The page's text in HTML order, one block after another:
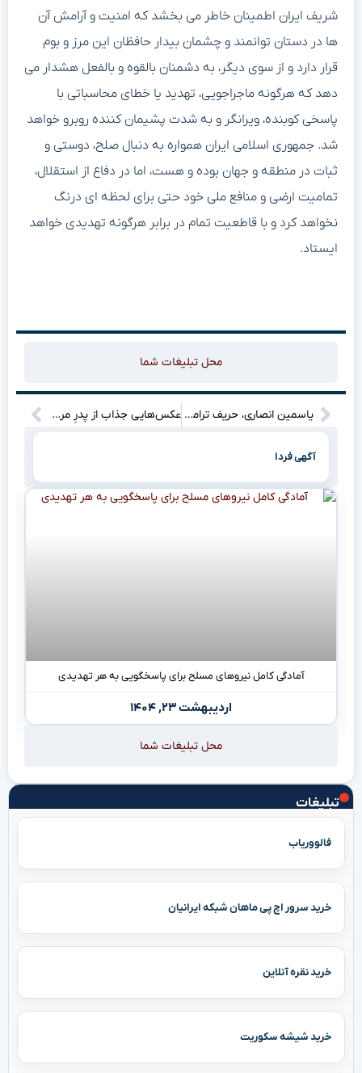
تبلیغات
فالووریاب
خرید سرور اچ پی ماهان شبکه ایرانیان
خرید نقره آنلاین
خرید شیشه سکوریت
شریف ایران اطمینان خاطر می بخشد که امنیت و آرامش آن
ها در دستان توانمند و چشمان بیدار حافظان این مرز و بوم
قرار دارد و از سوی دیگر، به دشمنان بالقوه و بالفعل هشدار می
دهد که هرگونه ماجراجویی، تهدید یا خطای محاسباتی با
پاسخی کوبنده، ویرانگر و به شدت پشیمان کننده روبرو خواهد
شد. جمهوری اسلامی ایران همواره به دنبال صلح، دوستی و
ثبات در منطقه و جهان بوده و هست، اما در دفاع از استقلال،
تمامیت ارضی و منافع ملی خود حتی برای لحظه ای درنگ
نخواهد کرد و با قاطعیت تمام در برابر هرگونه تهدیدی خواهد
ایستاد.
محل تبلیغات شما
یاسمین انصاری، حریف ترامپ: او کیست و چه داستانی پشت موفقیتش نهفته است؟ + زندگی‌نامه کامل عکس‌هایی جذاب از پدرِ مرمت فرش ایران: داستانی که باید بخوانید!
آگهی فردا
آمادگی کامل نیروهای مسلح برای پاسخگویی به هر تهدیدی
اردیبهشت ۲۳, ۱۴۰۴
محل تبلیغات شما